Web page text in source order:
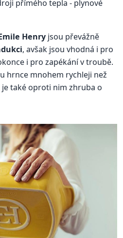
přímého tepla - plynové
Henry jsou převážně
, avšak jsou vhodná i pro
i pro zapékání v troubě.
hrnce mnohem rychleji než
také oproti nim zhruba o